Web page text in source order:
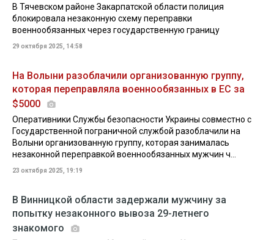
В Тячевском районе Закарпатской области полиция
блокировала незаконную схему переправки
военнообязанных через государственную границу
29 октября 2025, 14:58
На Волыни разоблачили организованную группу,
которая переправляла военнообязанных в ЕС за
$5000
Оперативники Службы безопасности Украины совместно с
Государственной пограничной службой разоблачили на
Волыни организованную группу, которая занималась
незаконной переправкой военнообязанных мужчин ч...
23 октября 2025, 19:19
В Винницкой области задержали мужчину за
попытку незаконного вывоза 29-летнего
знакомого